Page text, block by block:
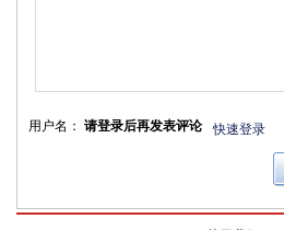
用户名： 请登录后再发表评论 快速登录